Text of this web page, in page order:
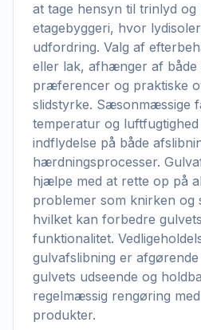
at tage hensyn til trinlyd
etagebyggeri, hvor
udfordring. Valg af
eller lak, afhænger af både
præferencer og praktiske
slidstyrke. Sæsonmæssige
temperatur og
indflydelse på både
hærdningsprocesser.
hjælpe med at rette op på
problemer som knirken og
hvilket kan forbedre
funktionalitet.
gulvafslibning er
gulvets udseende og
regelmæssig rengøring
produkter.